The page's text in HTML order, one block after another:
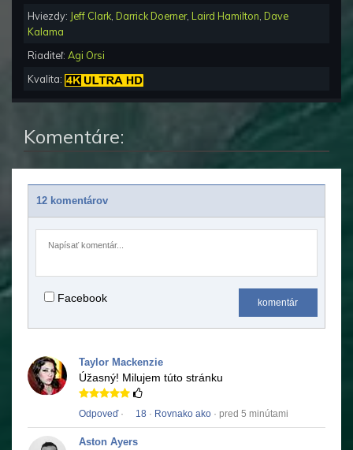
Hviezdy: Jeff Clark Darrick Doerner, Laird Hamilton Dave
Kalama
Riaditeľ: Agi Orsi
Kvalita:
Komentáre:
12 komentárov
Facebook komentár
Taylor Mackenzie
Úžasný! Milujem túto stránku
Odpoveď· 18 · Rovnako ako · pred 5 minútami
Aston Ayers